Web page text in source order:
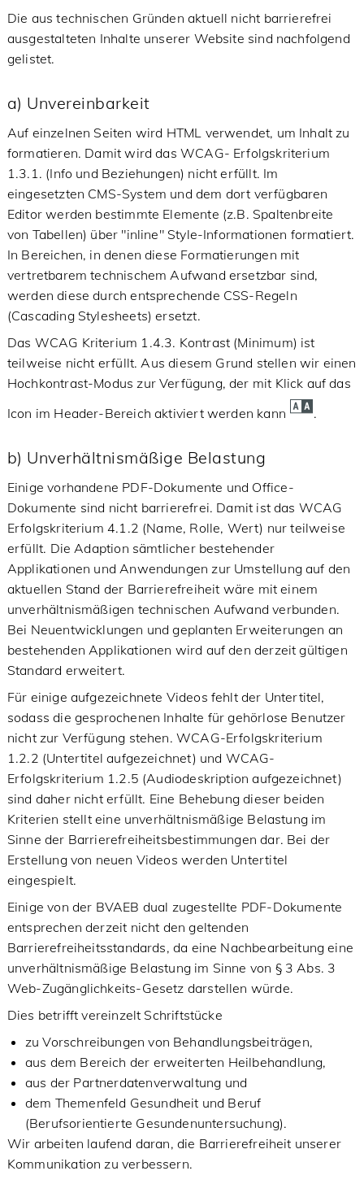
Die aus technischen Gründen aktuell nicht barrierefrei
ausgestalteten Inhalte unserer Website sind nachfolgend
gelistet.
a) Unvereinbarkeit
Auf einzelnen Seiten wird HTML verwendet, um Inhalt zu
formatieren. Damit wird das WCAG- Erfolgskriterium
1.3.1. (Info und Beziehungen) nicht erfüllt. Im
eingesetzten CMS-System und dem dort verfügbaren
Editor werden bestimmte Elemente (z.B. Spaltenbreite
von Tabellen) über "inline" Style-Informationen formatiert.
In Bereichen, in denen diese Formatierungen mit
vertretbarem technischem Aufwand ersetzbar sind,
werden diese durch entsprechende CSS-Regeln
(Cascading Stylesheets) ersetzt.
Das WCAG Kriterium 1.4.3. Kontrast (Minimum) ist
teilweise nicht erfüllt. Aus diesem Grund stellen wir einen
Hochkontrast-Modus zur Verfügung, der mit Klick auf das
Icon im Header-Bereich aktiviert werden kann
.
b) Unverhältnismäßige Belastung
Einige vorhandene PDF-Dokumente und Office-
Dokumente sind nicht barrierefrei. Damit ist das WCAG
Erfolgskriterium 4.1.2 (Name, Rolle, Wert) nur teilweise
erfüllt. Die Adaption sämtlicher bestehender
Applikationen und Anwendungen zur Umstellung auf den
aktuellen Stand der Barrierefreiheit wäre mit einem
unverhältnismäßigen technischen Aufwand verbunden.
Bei Neuentwicklungen und geplanten Erweiterungen an
bestehenden Applikationen wird auf den derzeit gültigen
Standard erweitert.
Für einige aufgezeichnete Videos fehlt der Untertitel,
sodass die gesprochenen Inhalte für gehörlose Benutzer
nicht zur Verfügung stehen. WCAG-Erfolgskriterium
1.2.2 (Untertitel aufgezeichnet) und WCAG-
Erfolgskriterium 1.2.5 (Audiodeskription aufgezeichnet)
sind daher nicht erfüllt. Eine Behebung dieser beiden
Kriterien stellt eine unverhältnismäßige Belastung im
Sinne der Barrierefreiheitsbestimmungen dar. Bei der
Erstellung von neuen Videos werden Untertitel
eingespielt.
Einige von der BVAEB dual zugestellte PDF-Dokumente
entsprechen derzeit nicht den geltenden
Barrierefreiheitsstandards, da eine Nachbearbeitung eine
unverhältnismäßige Belastung im Sinne von § 3 Abs. 3
Web-Zugänglichkeits-Gesetz darstellen würde.
Dies betrifft vereinzelt Schriftstücke
zu Vorschreibungen von Behandlungsbeiträgen,
aus dem Bereich der erweiterten Heilbehandlung,
aus der Partnerdatenverwaltung und
dem Themenfeld Gesundheit und Beruf
(Berufsorientierte Gesundenuntersuchung).
Wir arbeiten laufend daran, die Barrierefreiheit unserer
Kommunikation zu verbessern.